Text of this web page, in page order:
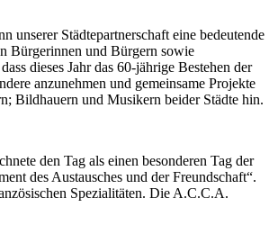
unserer Städtepartnerschaft eine bedeutende
Bürgerinnen und Bürgern sowie
dieses Jahr das 60-jährige Bestehen der
anzunehmen und gemeinsame Projekte
Bildhauern und Musikern beider Städte hin.
den Tag als einen besonderen Tag der
des Austausches und der Freundschaft“.
Spezialitäten. Die A.C.C.A.